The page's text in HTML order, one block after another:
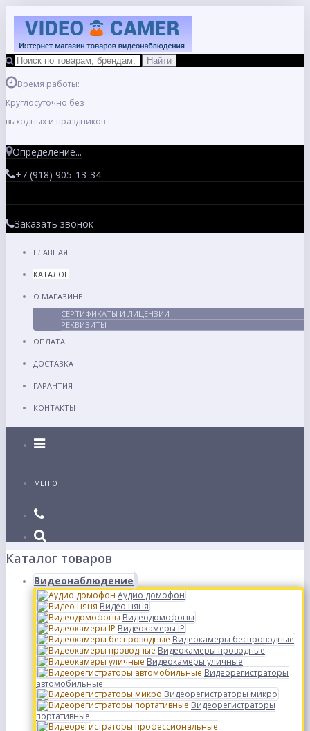
Время работы:
Круглосуточно без
выходных и праздников
Определение...
+7 (918) 905-13-34
Заказать звонок
ГЛАВНАЯ
КАТАЛОГ
О МАГАЗИНЕ
СЕРТИФИКАТЫ И ЛИЦЕНЗИИ
РЕКВИЗИТЫ
ОПЛАТА
ДОСТАВКА
ГАРАНТИЯ
КОНТАКТЫ
Каталог
МЕНЮ
Каталог товаров
Видеонаблюдение
Аудио домофон
Видео няня
Видеодомофоны
Видеокамеры IP
Видеокамеры беспроводные
Видеокамеры проводные
Видеокамеры уличные
Видеорегистраторы
автомобильные
Видеорегистраторы микро
Видеорегистраторы
портативные